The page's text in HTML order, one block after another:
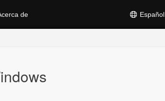
Español
de